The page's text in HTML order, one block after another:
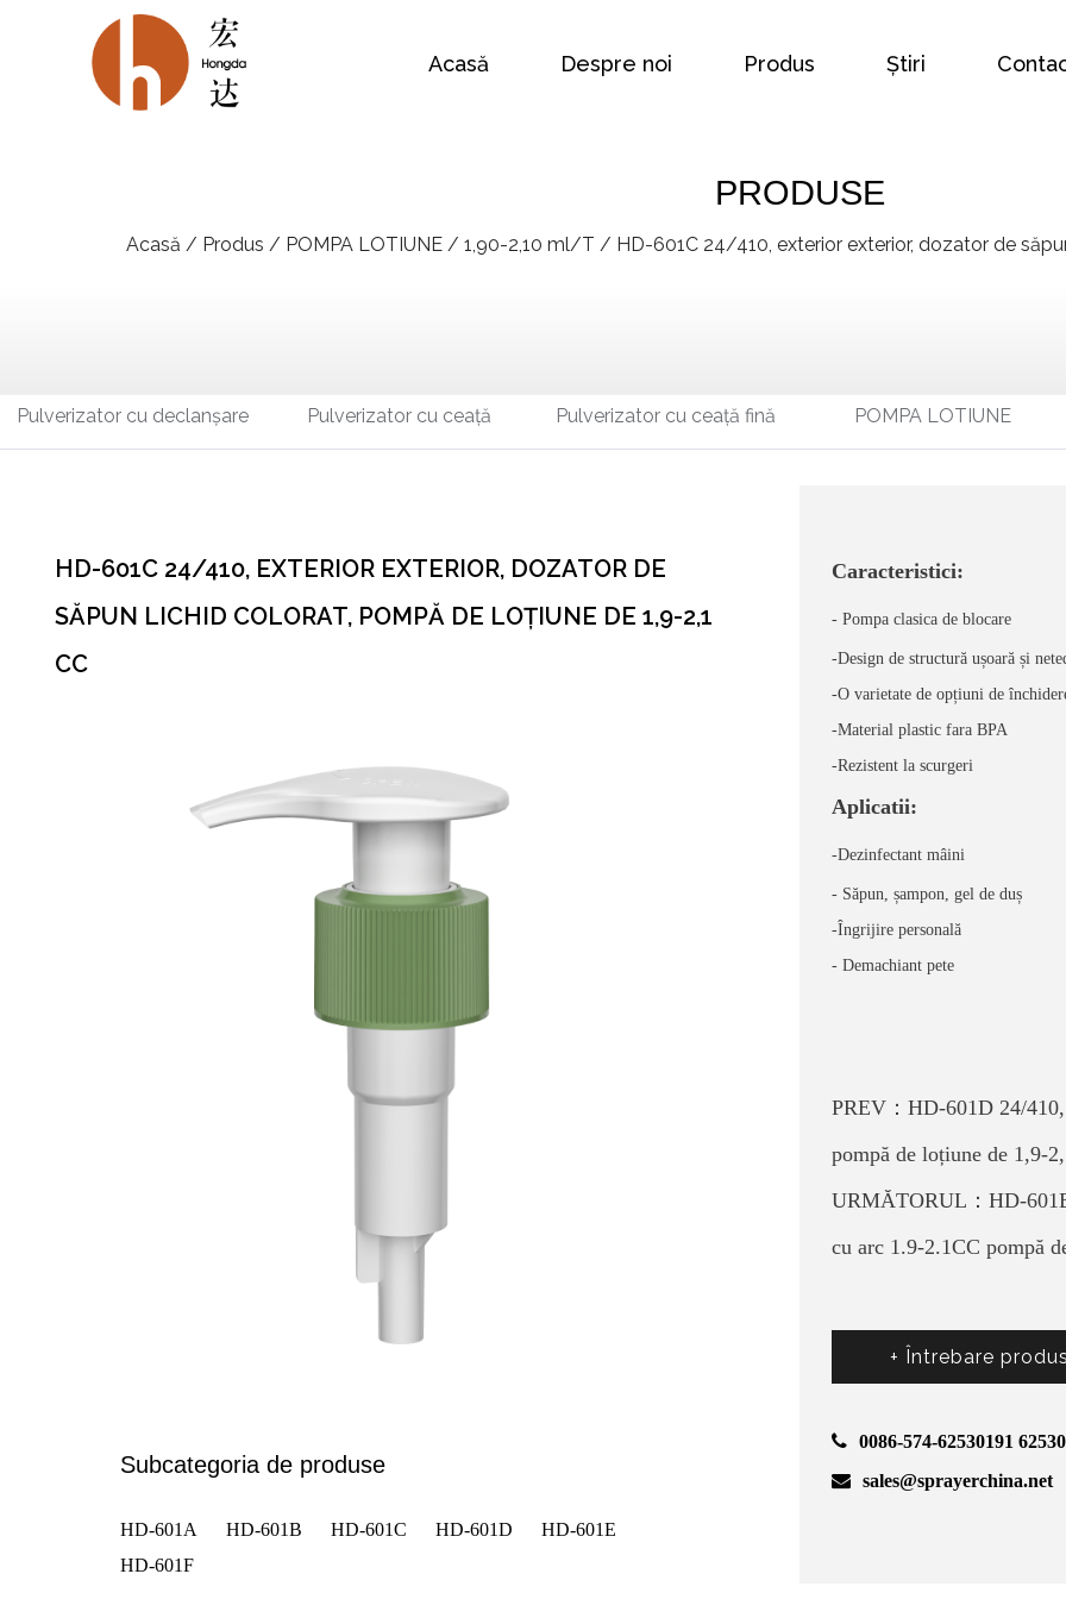
Acasă Despre noi Produs Știri
PRODUSE
Acasă / Produs / POMPA LOTIUNE / 1,90-2,10 ml/T / HD-601C 24/410, exterior exterior, dozator de
Pulverizator cu declanșare Pulverizator cu ceață Pulverizator cu ceață fină POMPA LOTIUNE
HD-601C 24/410, EXTERIOR EXTERIOR, DOZATOR DE
SĂPUN LICHID COLORAT, POMPĂ DE LOȚIUNE DE 1,9-2,1
CC
Subcategoria de produse
HD-601A HD-601B HD-601C HD-601D
HD-601E
HD-601F
Caracteristici:
- Pompa clasica de blocare
-Design de structură ușoară și
-O varietate de opțiuni de
-Material plastic fara BPA
-Rezistent la scurgeri
Aplicatii:
-Dezinfectant mâini
- Săpun, șampon, gel de duș
-Îngrijire personală
- Demachiant pete
PREV：HD-601D 24/
pompă de loțiune de 1,9-
URMĂTORUL：HD-
cu arc 1.9-2.1CC pompă
+ Întrebare produs
0086-574-62530191
sales@sprayerchina.net